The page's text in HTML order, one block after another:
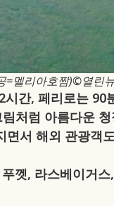
=멜리아호짬)©열린
간, 페리로는
처럼 아름다운
서 해외 관광객
껫, 라스베이거